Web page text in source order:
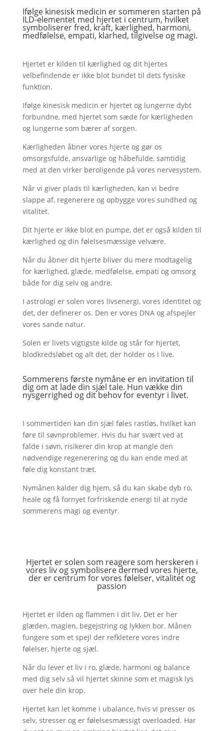
Ifølge kinesisk medicin er sommeren starten på
ILD-elementet med hjertet i centrum, hvilket
symboliserer fred, kraft, kærlighed, harmoni,
medfølelse, empati, klarhed, tilgivelse og magi.
Hjertet er kilden til kærlighed og dit hjertes
velbefindende er ikke blot bundet til dets fysiske
funktion.
Ifølge kinesisk medicin er hjertet og lungerne dybt
forbundne, med hjertet som sæde for kærligheden
og lungerne som bærer af sorgen.
Kærligheden åbner vores hjerte og gør os
omsorgsfulde, ansvarlige og håbefulde, samtidig
med at den virker beroligende på vores nervesystem.
Når vi giver plads til kærligheden, kan vi bedre
slappe af, regenerere og opbygge vores sundhed og
vitalitet.
Dit hjerte er ikke blot en pumpe, det er også kilden til
kærlighed og din følelsesmæssige velvære.
Når du åbner dit hjerte bliver du mere modtagelig
for kærlighed, glæde, medfølelse, empati og omsorg
både for dig selv og andre.
I astrologi er solen vores livsenergi, vores identitet og
det, der definerer os. Den er vores DNA og afspejler
vores sande natur.
Solen er livets vigtigste kilde og står for hjertet,
blodkredsløbet og alt det, der holder os i live.
Sommerens første nymåne er en invitation til
dig om at lade din sjæl tale. Hun vække din
nysgerrighed og dit behov for eventyr i livet.
I sommertiden kan din sjæl føles rastløs, hvilket kan
føre til søvnproblemer. Hvis du har svært ved at
falde i søvn, risikerer din krop at mangle den
nødvendige regenerering og du kan ende med at
føle dig konstant træt.
Nymånen kalder dig hjem, så du kan skabe dyb ro,
heale og få fornyet forfriskende energi til at nyde
sommerens magi og eventyr.
Hjertet er solen som reagere som herskeren i
vores liv og symbolisere dermed vores hjerte,
der er centrum for vores følelser, vitalitet og
passion
Hjertet er ilden og flammen i dit liv. Det er her
glæden, magien, begejstring og lykken bor. Månen
fungere som et spejl der refkletere vores indre
følelser, hjerte og sjæl.
Når du lever et liv i ro, glæde, harmoni og balance
med dig selv så vil hjertet skinne som et magisk lys
over hele din krop.
Hjertet kan let komme i ubalance, hvis vi presser os
selv, stresser og er følelsesmæssigt overloaded. Har